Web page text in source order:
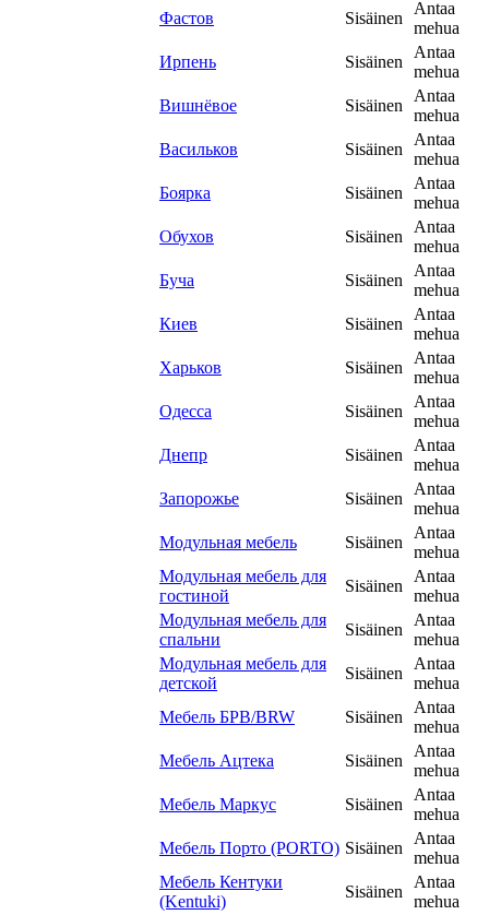
Фастов Sisäinen
Antaa
mehua
Ирпень
Sisäinen
Antaa
mehua
Вишнёвое
Sisäinen
Antaa
mehua
Васильков
Sisäinen
Antaa
mehua
Боярка
Sisäinen
Antaa
mehua
Обухов
Sisäinen
Antaa
mehua
Буча
Sisäinen
Antaa
mehua
Киев
Sisäinen
Antaa
mehua
Харьков
Sisäinen
Antaa
mehua
Одесса
Sisäinen
Antaa
mehua
Днепр
Sisäinen
Antaa
mehua
Запорожье
Sisäinen
Antaa
mehua
Модульная мебель
Sisäinen
Antaa
mehua
Модульная мебель для
гостиной
Sisäinen
Antaa
mehua
Модульная мебель для
спальни
Sisäinen
Antaa
mehua
Модульная мебель для
детской
Sisäinen
Antaa
mehua
Мебель БРВ/BRW
Sisäinen
Antaa
mehua
Мебель Ацтека
Sisäinen
Antaa
mehua
Мебель Маркус
Sisäinen
Antaa
mehua
Мебель Порто (PORTO) Sisäinen
Antaa
mehua
Мебель Кентуки
(Kentuki)
Sisäinen
Antaa
mehua